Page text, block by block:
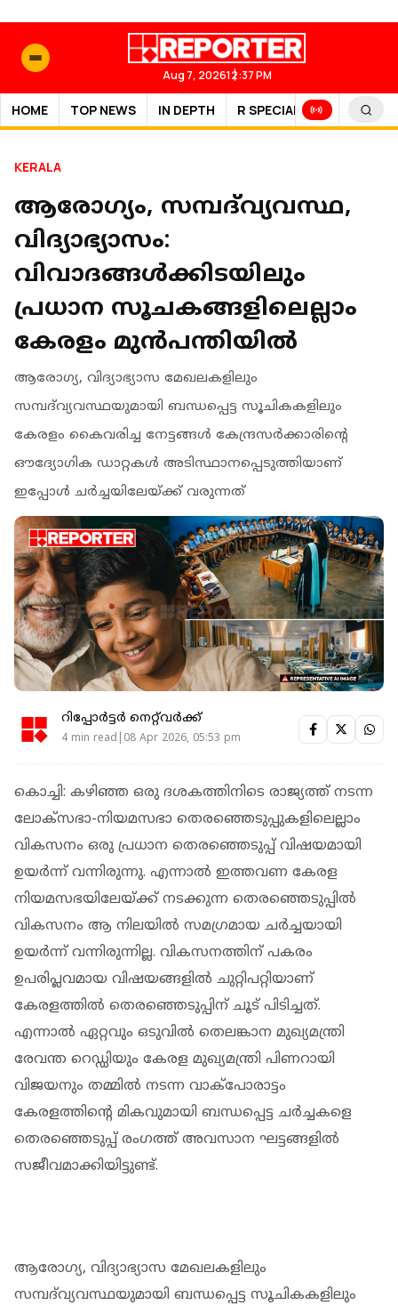
Aug 7, 202612:37 PM
HOME TOP NEWS IN DEPTH R SPECIAL SPORTS
KERALA
ആരോഗ്യം, സമ്പദ്‌വ്യവസ്ഥ,
വിദ്യാഭ്യാസം:
വിവാദങ്ങൾക്കിടയിലും
പ്രധാന സൂചകങ്ങളിലെല്ലാം
കേരളം മുൻപന്തിയിൽ
ആരോഗ്യ, വിദ്യാഭ്യാസ മേഖലകളിലും
സമ്പദ്‌വ്യവസ്ഥയുമായി ബന്ധപ്പെട്ട സൂചികകളിലും
കേരളം കൈവരിച്ച നേട്ടങ്ങൾ കേന്ദ്രസർക്കാരിൻ്റെ
ഔദ്യോ​ഗിക ഡാറ്റകൾ അടിസ്ഥാനപ്പെടുത്തിയാണ്
ഇപ്പോൾ ച‍ർച്ചയിലേയ്ക്ക് വരുന്നത്
റിപ്പോർട്ടർ നെറ്റ്‌വര്‍ക്ക്‌
4 min read|08 Apr 2026, 05:53 pm
കൊച്ചി: കഴിഞ്ഞ ഒരു ദശകത്തിനിടെ രാജ്യത്ത് നടന്ന
ലോക്സഭാ-നിയമസഭാ തെരഞ്ഞെടുപ്പുകളിലെല്ലാം
വികസനം ഒരു പ്രധാന തെരഞ്ഞെടുപ്പ് വിഷയമായി
ഉയർന്ന് വന്നിരുന്നു. എന്നാൽ ഇത്തവണ കേരള
നിയമസഭയിലേയ്ക്ക് നടക്കുന്ന തെരഞ്ഞെടുപ്പിൽ
വികസനം ആ നിലയിൽ സമ​​ഗ്രമായ ചർച്ചയായി
ഉയർന്ന് വന്നിരുന്നില്ല. വികസനത്തിന് പകരം
ഉപരിപ്ലവമായ വിഷയങ്ങളിൽ ചുറ്റിപറ്റിയാണ്
കേരളത്തിൽ തെരഞ്ഞെടുപ്പിന് ചൂട് പിടിച്ചത്.
എന്നാൽ ഏറ്റവും ഒടുവിൽ തെലങ്കാന മുഖ്യമന്ത്രി
രേവന്ത റെഡ്ഡിയും കേരള മുഖ്യമന്ത്രി പിണറായി
വിജയനും തമ്മിൽ നടന്ന വാക്പോരാട്ടം
കേരളത്തിൻ്റെ മികവുമായി ബന്ധപ്പെട്ട ചർച്ചകളെ
തെരഞ്ഞെടുപ്പ് രം​ഗത്ത് അവസാന ഘട്ടങ്ങളിൽ
സജീവമാക്കിയിട്ടുണ്ട്.
ആരോഗ്യ, വിദ്യാഭ്യാസ മേഖലകളിലും
സമ്പദ്‌വ്യവസ്ഥയുമായി ബന്ധപ്പെട്ട സൂചികകളിലും